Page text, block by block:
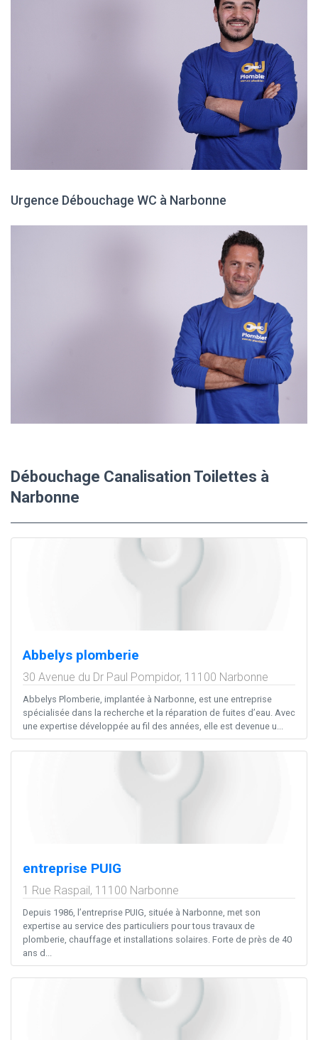
Urgence Débouchage WC à Narbonne
Débouchage Canalisation Toilettes à
Narbonne
Abbelys plomberie
30 Avenue du Dr Paul Pompidor, 11100 Narbonne
Abbelys Plomberie, implantée à Narbonne, est une entreprise
spécialisée dans la recherche et la réparation de fuites d’eau. Avec
une expertise développée au fil des années, elle est devenue u...
entreprise PUIG
1 Rue Raspail, 11100 Narbonne
Depuis 1986, l’entreprise PUIG, située à Narbonne, met son
expertise au service des particuliers pour tous travaux de
plomberie, chauffage et installations solaires. Forte de près de 40
ans d...